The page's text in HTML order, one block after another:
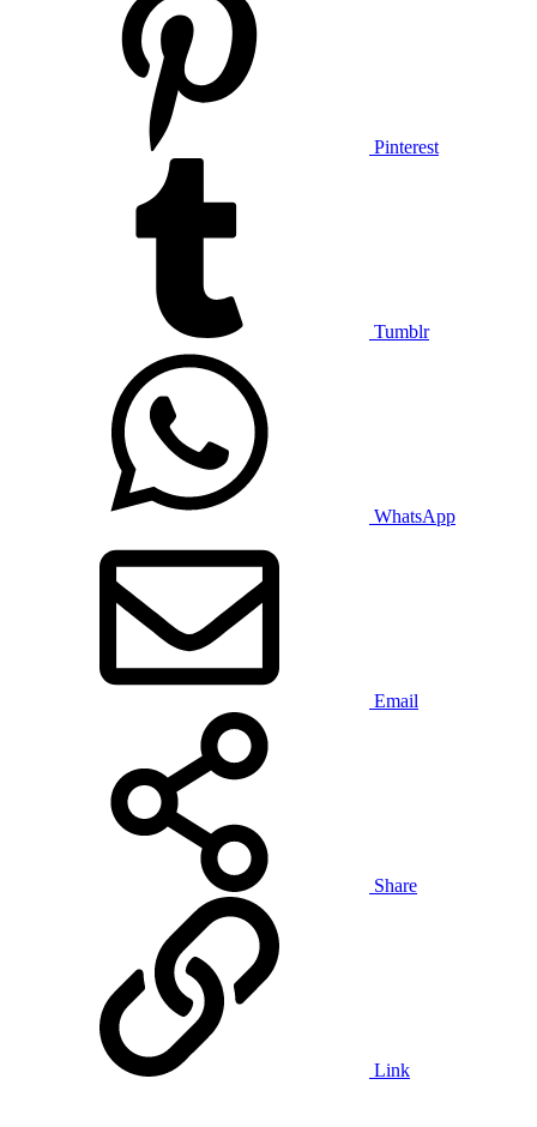
Pinterest
Tumblr
WhatsApp
Email
Share
Link